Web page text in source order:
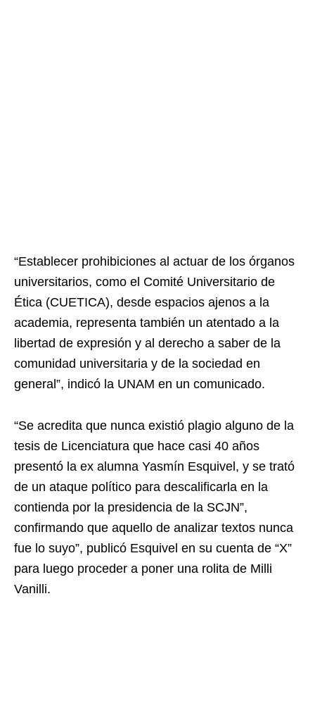
“Establecer prohibiciones al actuar de los órganos
universitarios, como el Comité Universitario de
Ética (CUETICA), desde espacios ajenos a la
academia, representa también un atentado a la
libertad de expresión y al derecho a saber de la
comunidad universitaria y de la sociedad en
general”, indicó la UNAM en un comunicado.
“Se acredita que nunca existió plagio alguno de la
tesis de Licenciatura que hace casi 40 años
presentó la ex alumna Yasmín Esquivel, y se trató
de un ataque político para descalificarla en la
contienda por la presidencia de la SCJN”,
confirmando que aquello de analizar textos nunca
fue lo suyo”, publicó Esquivel en su cuenta de “X”
para luego proceder a poner una rolita de Milli
Vanilli.